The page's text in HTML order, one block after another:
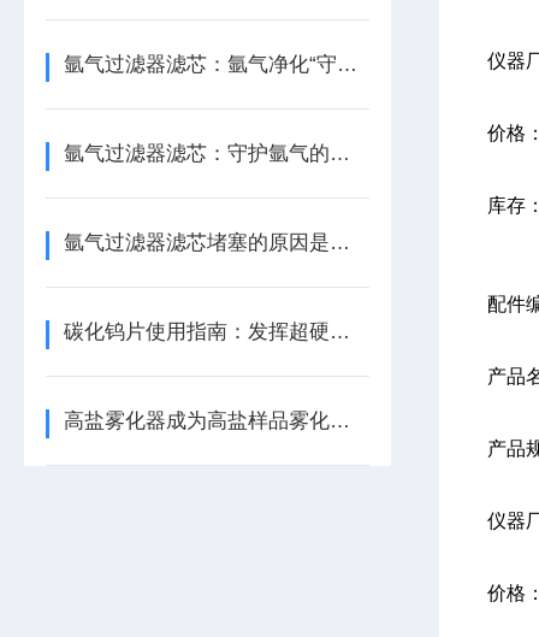
氩气过滤器滤芯：氩气净化“守门人”，保障精密工艺品质
氩气过滤器滤芯：守护氩气的纯净之源
氩气过滤器滤芯堵塞的原因是什么？
碳化钨片使用指南：发挥超硬材料性能
高盐雾化器成为高盐样品雾化的稳定设备
仪器
价格
库存
配件
产品
产品
仪器
价格